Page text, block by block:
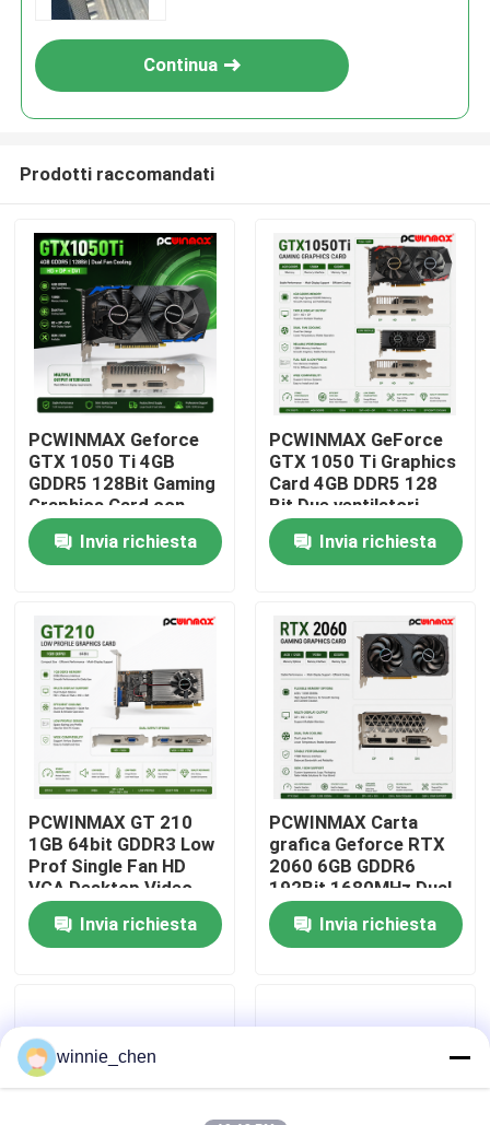
Casa
Prodotti
Video
Circa noi
Giro della fabbrica
Controllo di qualità
Contattici
Schede grafiche per giochi
Continua
Prodotti raccomandati
PCWINMAX Geforce
GTX 1050 Ti 4GB
GDDR5 128Bit Gaming
Graphics Card con
uscita HD OEM/ODM In
stock per computer
desktop
Invia richiesta
PCWINMAX GeForce
GTX 1050 Ti Graphics
Card 4GB DDR5 128
Bit Due ventilatori
650MHz 1800MHz
Frequenza 1050Ti
GPU desktop
Invia richiesta
PCWINMAX GT 210
1GB 64bit GDDR3 Low
Prof Single Fan HD
VGA Desktop Video
Card Originale PCI
Express 2.0x16 GPU
Invia richiesta
PCWINMAX Carta
grafica Geforce RTX
2060 6GB GDDR6
192Bit 1680MHz Dual-
Fan Gaming GPU con
HD/DP/DVI per PC
desktop
Invia richiesta
winnie_chen